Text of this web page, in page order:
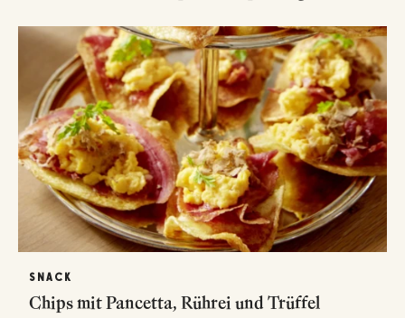
SNACK
Chips mit Pancetta, Rührei und Trüffel